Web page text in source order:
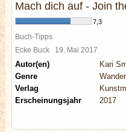
Mach dich auf - Join
7,3
Buch-Tipps
Ecke Buck 19. Mai 2017
Autor(en)
Kari
Genre
Verlag
Erscheinungsjahr
2017